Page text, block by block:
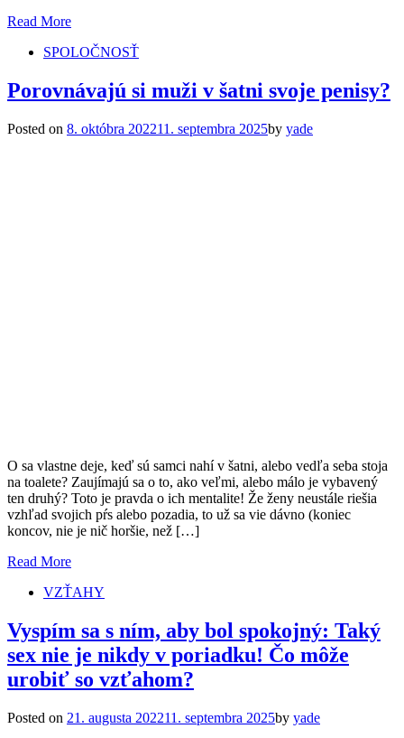
Read More
SPOLOČNOSŤ
Porovnávajú si muži v šatni svoje penisy?
Posted on 8. októbra 202211. septembra 2025by yade
O sa vlastne deje, keď sú samci nahí v šatni, alebo vedľa seba stoja
na toalete? Zaujímajú sa o to, ako veľmi, alebo málo je vybavený
ten druhý? Toto je pravda o ich mentalite! Že ženy neustále riešia
vzhľad svojich pŕs alebo pozadia, to už sa vie dávno (koniec
koncov, nie je nič horšie, než […]
Read More
VZŤAHY
Vyspím sa s ním, aby bol spokojný: Taký
sex nie je nikdy v poriadku! Čo môže
urobiť so vzťahom?
Posted on 21. augusta 202211. septembra 2025by yade